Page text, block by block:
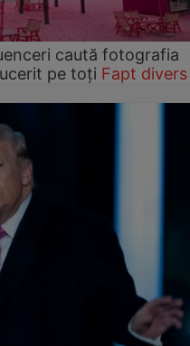
caută fotografia
pe toți Fapt divers